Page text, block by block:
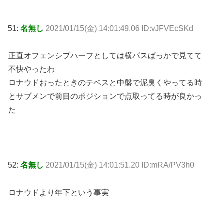
51: 名無し 2021/01/15(金) 14:01:49.06 ID:vJFVEcSKd
正直オフェンシブハーフとしては横パスばっかで見てて
不快やったわ
ロナウドおったときのテベスと中盤で泥臭くやってる時
とサブメンで前目のポジションで点取ってる時が良かっ
た
52: 名無し 2021/01/15(金) 14:01:51.20 ID:mRA/PV3h0
ロナウドより年下という事実